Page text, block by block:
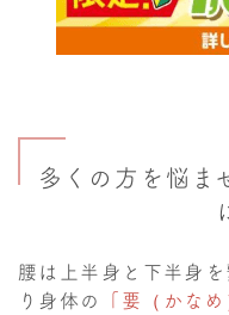
多くの方を悩ま
腰は上半身と下半身
り身体の
「要（かなめ